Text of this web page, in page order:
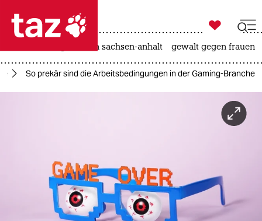
 taz zahl ich
taz zahl ich
gesellschaft

taz zahl ich
landtagswahl in sachsen-anhalt gewalt gegen frauen
So prekär sind die Arbeitsbedingungen in der Gaming-Branche